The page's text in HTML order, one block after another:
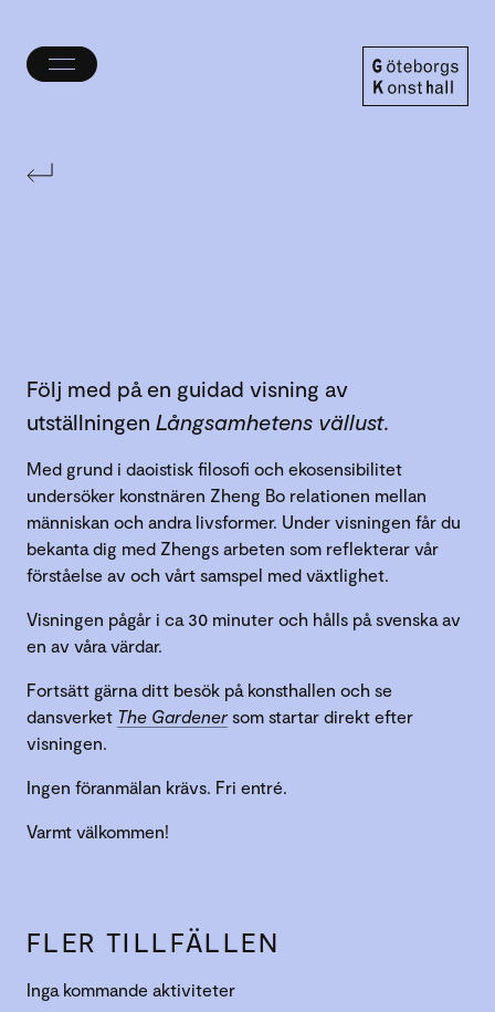
Öppna/stäng
Följ med på en guidad visning av
utställningen Långsamhetens vällust.
Med grund i daoistisk filosofi och ekosensibilitet
undersöker konstnären Zheng Bo relationen mellan
människan och andra livsformer. Under visningen får du
bekanta dig med Zhengs arbeten som reflekterar vår
förståelse av och vårt samspel med växtlighet.
Visningen pågår i ca 30 minuter och hålls på svenska av
en av våra värdar.
Fortsätt gärna ditt besök på konsthallen och se
dansverket The Gardenersom startar direkt efter
visningen.
Ingen föranmälan krävs. Fri entré.
Varmt välkommen!
FLER TILLFÄLLEN
Inga kommande aktiviteter